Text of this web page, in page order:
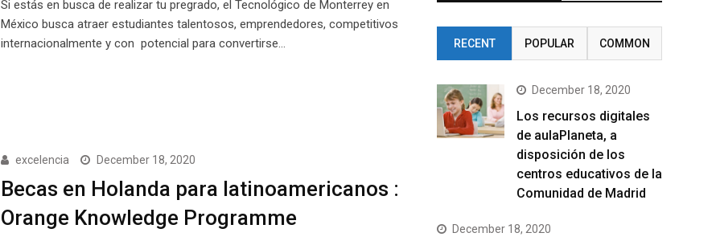
Si estás en busca de realizar tu pregrado, el Tecnológico de Monterrey en
México busca atraer estudiantes talentosos, emprendedores, competitivos
internacionalmente y con potencial para convertirse…
excelencia December 18, 2020
Becas en Holanda para latinoamericanos :
Orange Knowledge Programme
RECENT POPULAR COMMON
December 18, 2020
Los recursos digitales
de aulaPlaneta, a
disposición de los
centros educativos de la
Comunidad de Madrid
December 18, 2020